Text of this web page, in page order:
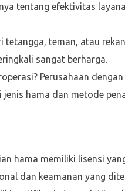
tentang efektivitas
teman, atau
sangat berharga.
Perusahaan
hama dan metode
hama memiliki lisensi
dan keamanan yang